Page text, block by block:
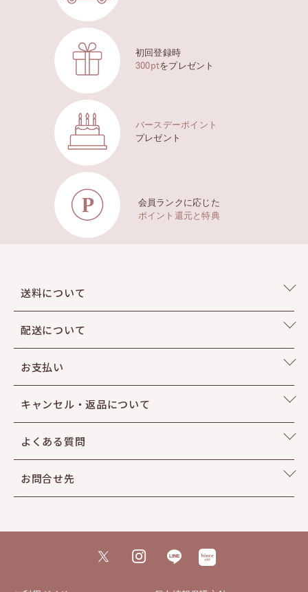
初回登録時
300ptをプレゼント
バースデーポイント
プレゼント
会員ランクに応じた
ポイント還元と特典
送料について
配送について
お支払い
キャンセル・返品について
よくある質問
お問合せ先